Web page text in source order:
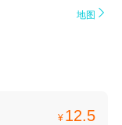
地图 
¥ 12.5